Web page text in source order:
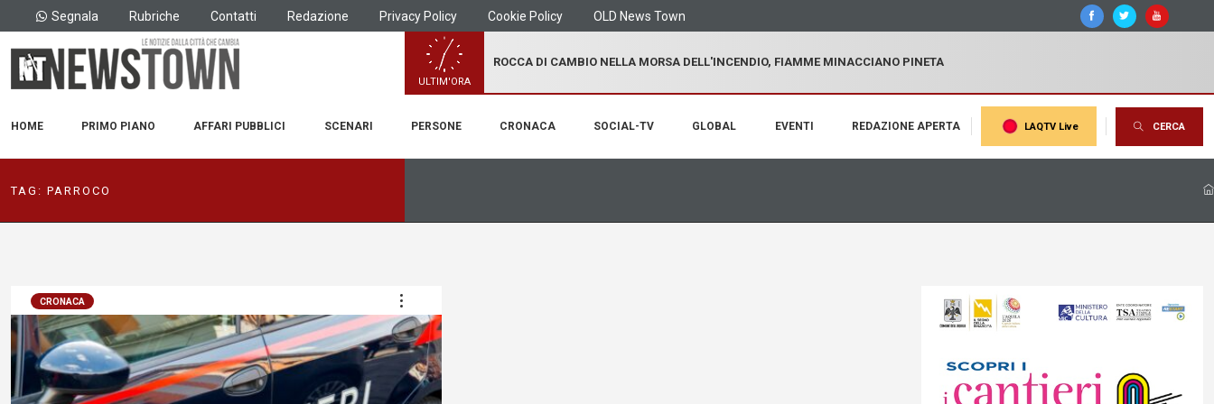
Segnala Rubriche Contatti Redazione Privacy Policy Cookie Policy OLD News Town
ULTIM'ORA
ROCCA DI CAMBIO NELLA MORSA DELL'INCENDIO, FIAMME MINACCIANO PINETA
HOME PRIMO PIANO AFFARI PUBBLICI SCENARI PERSONE CRONACA SOCIAL-TV GLOBAL EVENTI REDAZIONE APERTA LAQTV Live CERCA
TAG: PARROCO
CRONACA